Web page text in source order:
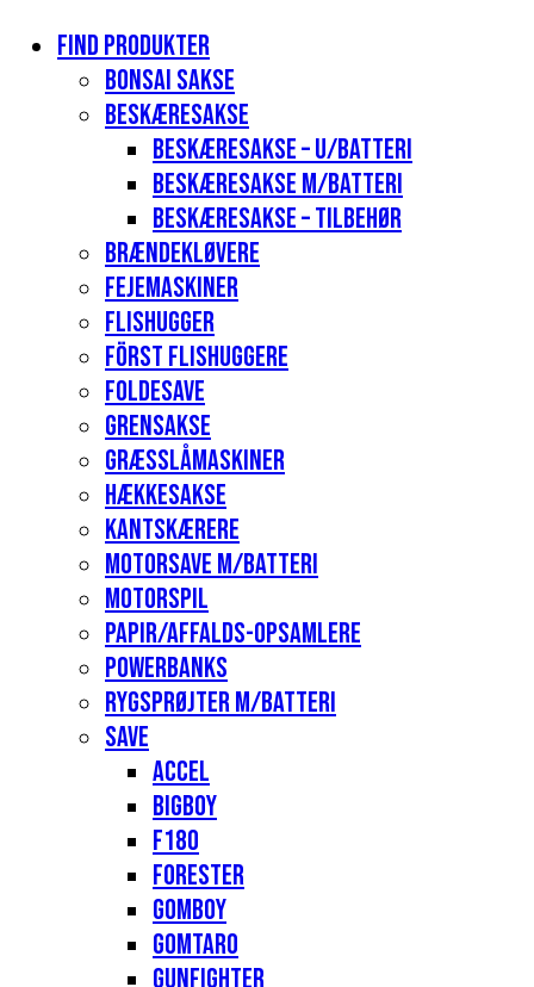
Find produkter
Bonsai sakse
Beskæresakse
Beskæresakse – u/batteri
Beskæresakse m/batteri
Beskæresakse – tilbehør
Brændekløvere
Fejemaskiner
Flishugger
Först flishuggere
Foldesave
Grensakse
Græsslåmaskiner
Hækkesakse
Kantskærere
Motorsave m/batteri
Motorspil
Papir/affalds-opsamlere
Powerbanks
Rygsprøjter m/batteri
Save
Accel
Bigboy
F180
Forester
Gomboy
Gomtaro
Gunfighter